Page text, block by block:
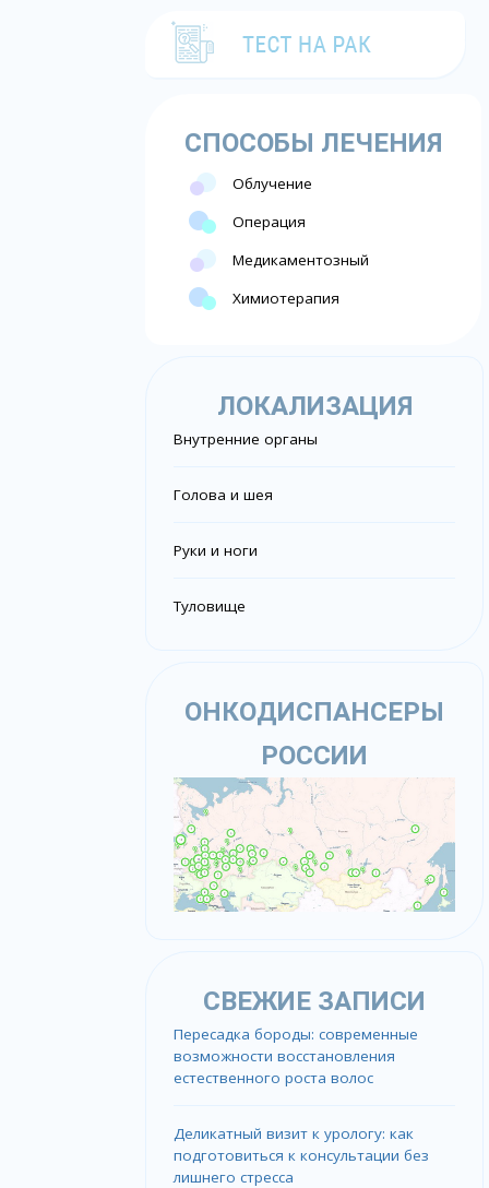
СПОСОБЫ ЛЕЧЕНИЯ
Облучение
Операция
Медикаментозный
Химиотерапия
ЛОКАЛИЗАЦИЯ
Внутренние органы
Голова и шея
Руки и ноги
Туловище
ОНКОДИСПАНСЕРЫ
РОССИИ
СВЕЖИЕ ЗАПИСИ
Пересадка бороды: современные
возможности восстановления
естественного роста волос
Деликатный визит к урологу: как
подготовиться к консультации без
лишнего стресса